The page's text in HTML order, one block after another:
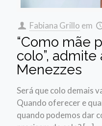
Fabiana Grillo em
“Como mãe
colo”,
Menezzes
Será que colo demais
Quando oferecer e
quando podemos dar